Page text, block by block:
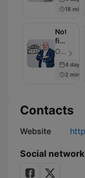
18 min
Noticias
fin
de
semana
OndaCero - Episode 297
4 days
2 min
Contacts
Website
Social